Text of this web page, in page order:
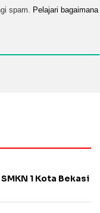
spam. Pelajari bagaimana
1 Kota Bekasi